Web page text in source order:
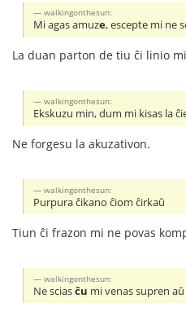
walkingonthesun:
Mi agas amuze, escepte mi ne
La duan parton de tiu ĉi linio
walkingonthesun:
Ekskuzu min, dum mi kisas la
Ne forgesu la akuzativon.
walkingonthesun:
Purpura ĉikano ĉiom ĉirkaŭ
Tiun ĉi frazon mi ne povas
walkingonthesun:
Ne sciasĉu mi venas supren